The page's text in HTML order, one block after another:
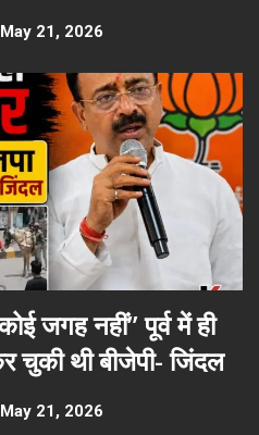
May 21, 2026
जगह नहीं” पूर्व में ही
चुकी थी बीजेपी- जिंदल
May 21, 2026